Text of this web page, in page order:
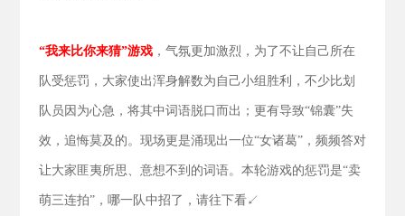
“我来比你来猜”游戏，气氛更加激烈，为了不让自己所在
队受惩罚，大家使出浑身解数为自己小组胜利，不少比划
队员因为心急，将其中词语脱口而出；更有导致“锦囊”失
效，追悔莫及的。现场更是涌现出一位“女诸葛”，频频答对
让大家匪夷所思、意想不到的词语。本轮游戏的惩罚是“卖
萌三连拍”，哪一队中招了，请往下看↙